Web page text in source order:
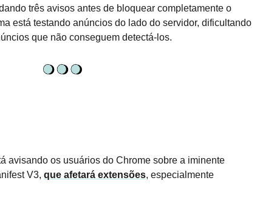
três avisos antes de bloquear completamente o
está testando anúncios do lado do servidor, dificultando
que não conseguem detectá-los.
avisando os usuários do Chrome sobre a iminente
V3, que afetará extensões, especialmente